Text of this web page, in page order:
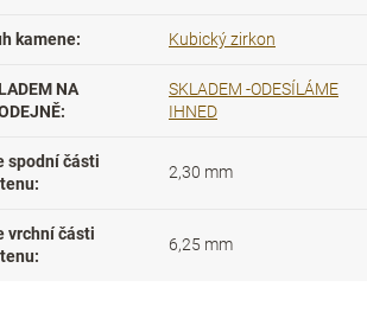
kamene: Kubický zirkon
NA
:
SKLADEM -ODESÍLÁME
IHNED
spodní části
:
2,30 mm
vrchní části
:
6,25 mm